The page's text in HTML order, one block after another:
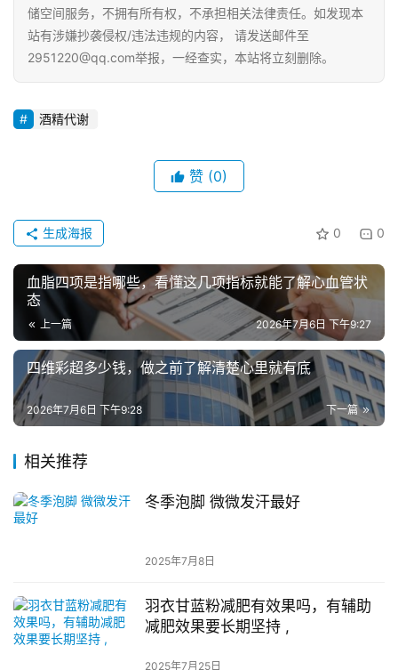
储空间服务，不拥有所有权，不承担相关法律责任。如发现本
站有涉嫌抄袭侵权/违法违规的内容， 请发送邮件至
2951220@qq.com举报，一经查实，本站将立刻删除。
酒精代谢
赞 (0)
0 0
生成海报
血脂四项是指哪些，看懂这几项指标就能了解心血管状
态
上一篇 2026年7月6日 下午9:27
四维彩超多少钱，做之前了解清楚心里就有底
下一篇
2026年7月6日 下午9:28
相关推荐
冬季泡脚 微微发汗最好
2025年7月8日
羽衣甘蓝粉减肥有效果吗，有辅助
减肥效果要长期坚持 ,
2025年7月25日